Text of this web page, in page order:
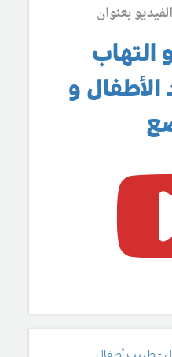
بعنوان
التهاب
الأطفال و
- طبيب أطفال